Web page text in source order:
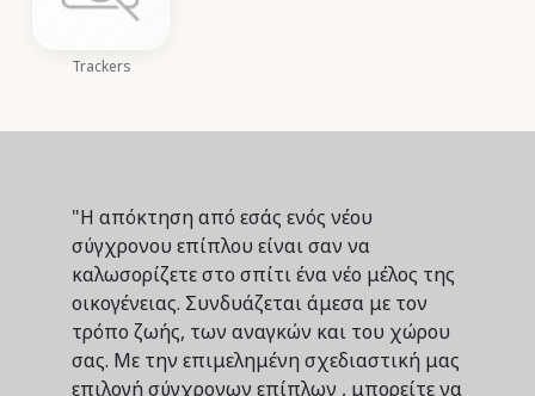
Trackers
"Η απόκτηση από εσάς ενός νέου
σύγχρονου επίπλου είναι σαν να
καλωσορίζετε στο σπίτι ένα νέο μέλος της
οικογένειας. Συνδυάζεται άμεσα με τον
τρόπο ζωής, των αναγκών και του χώρου
σας. Με την επιμελημένη σχεδιαστική μας
επιλογή σύγχρονων επίπλων , μπορείτε να